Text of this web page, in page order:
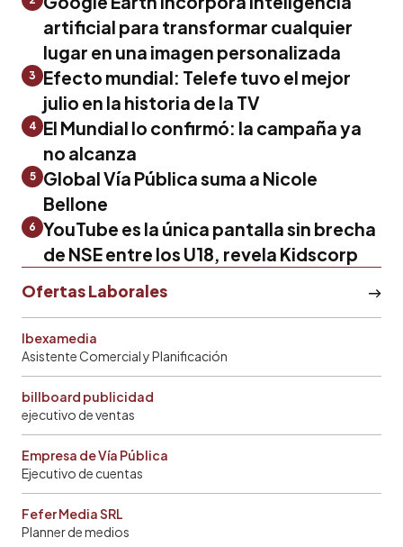
artificial para transformar cualquier
lugar en una imagen personalizada
3
Efecto mundial: Telefe tuvo el mejor
julio en la historia de la TV
4 El Mundial lo confirmó: la campaña ya
no alcanza
5
Global Vía Pública suma a Nicole
Bellone
6 YouTube es la única pantalla sin brecha
de NSE entre los U18, revela Kidscorp
Ofertas Laborales
Ibexamedia
Asistente Comercial y Planificación
billboard publicidad
ejecutivo de ventas
Empresa de Vía Pública
Ejecutivo de cuentas
Fefer Media SRL
Planner de medios